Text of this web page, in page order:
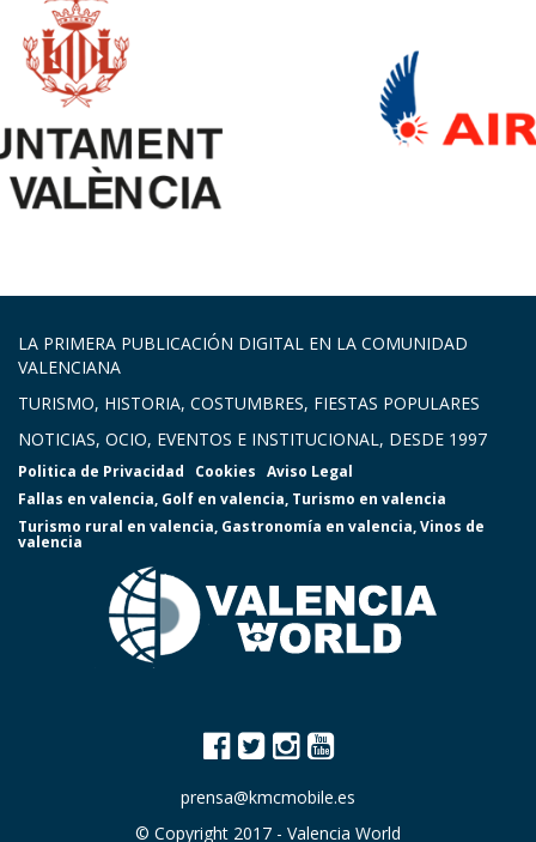
LA PRIMERA PUBLICACIÓN DIGITAL EN LA COMUNIDAD
VALENCIANA
TURISMO, HISTORIA, COSTUMBRES, FIESTAS POPULARES
NOTICIAS, OCIO, EVENTOS E INSTITUCIONAL, DESDE 1997
Politica de Privacidad Cookies Aviso Legal
Fallas en valencia, Golf en valencia, Turismo en valencia
Turismo rural en valencia, Gastronomía en valencia,Vinos de
valencia
prensa@kmcmobile.es
© Copyright 2017 - Valencia World